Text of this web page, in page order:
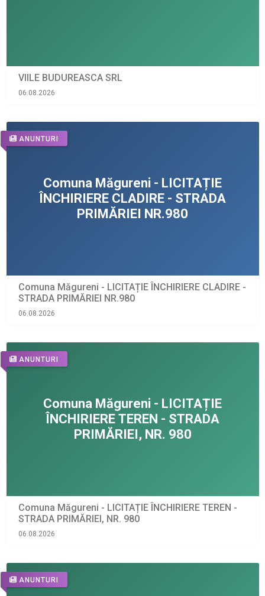
VIILE BUDUREASCA SRL
06.08.2026
ANUNTURI
Comuna Măgureni - LICITAȚIE ÎNCHIRIERE CLADIRE -
STRADA PRIMĂRIEI NR.980
06.08.2026
ANUNTURI
Comuna Măgureni - LICITAȚIE ÎNCHIRIERE TEREN -
STRADA PRIMĂRIEI, NR. 980
06.08.2026
ANUNTURI